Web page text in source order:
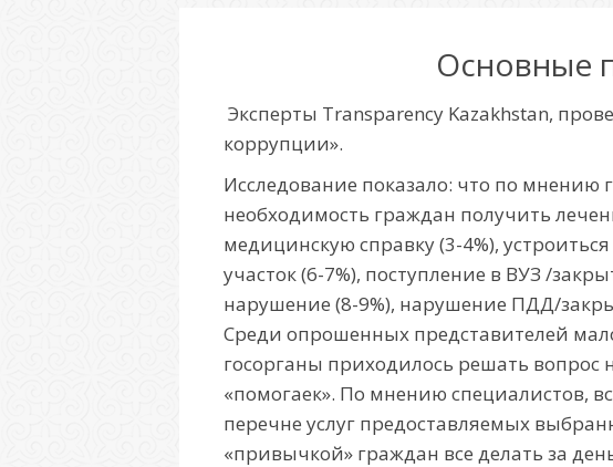
Основные
Эксперты Transparency Kazakhstan,
коррупции».
Исследование показало: что по
необходимость граждан получить
медицинскую справку (3-4%),
участок (6-7%), поступление в ВУЗ /
нарушение (8-9%), нарушение ПДД/
Среди опрошенных представителей
госорганы приходилось решать
«помогаек». По мнению специалистов,
перечне услуг предоставляемых
«привычкой» граждан все делать за